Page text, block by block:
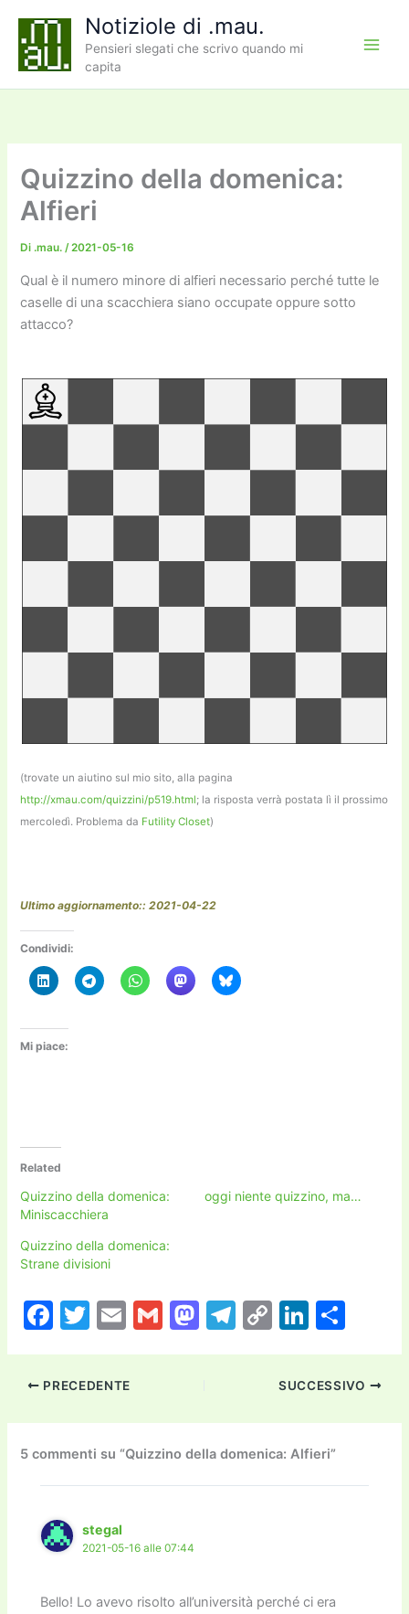
contenuto
Notiziole di .mau.
Pensieri slegati che scrivo quando mi
capita
Quizzino della domenica:
Alfieri
Di .mau./2021-05-16
Qual è il numero minore di alfieri necessario perché tutte le
caselle di una scacchiera siano occupate oppure sotto
attacco?
(trovate un aiutino sul mio sito, alla pagina
http://xmau.com/quizzini/p519.html; la risposta verrà postata lì il prossimo
mercoledì. Problema da Futility Closet)
Ultimo aggiornamento:: 2021-04-22
Condividi:
Mi piace:
Related
Quizzino della domenica:
Miniscacchiera
oggi niente quizzino, ma…
Quizzino della domenica:
Strane divisioni
F
c
b
o
o
k
T
itt
E
ai
G
M
d
o
n
T
a
m
C
p
y
Li
n
k
Li
k
dI
n
n
vi
PRECEDENTE SUCCESSIVO
5 commenti su “Quizzino della domenica: Alfieri”
stegal
2021-05-16 alle 07:44
Bello! Lo avevo risolto all’università perché ci era